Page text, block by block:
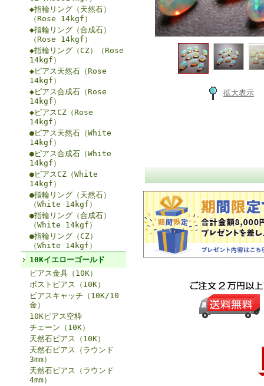
◆指輪リング（天然石）
（Rose 14kgf）
◆指輪リング（合成石）
（Rose 14kgf）
◆指輪リング（CZ）（Rose
14kgf）
◆ピアス天然石（Rose
14kgf）
◆ピアス合成石（Rose
14kgf）
◆ピアスCZ（Rose
14kgf）
●ピアス天然石（White
14kgf）
●ピアス合成石（White
14kgf）
●ピアスCZ（White
14kgf）
●指輪リング（天然石）
（White 14kgf）
●指輪リング（合成石）
（White 14kgf）
●指輪リング（CZ）
（White 14kgf）
10Kイエローゴールド
ピアス金具（10K）
ポストピアス（10K）
ピアスキャッチ（10K/10
金）
10Kピアス空枠
チェーン（10K）
天然石ピアス（10K）
天然石ピアス（ラウンド
3mm）
天然石ピアス（ラウンド
4mm）
拡大表示